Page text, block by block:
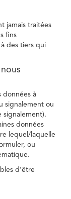
jamais traitées
fins
des tiers qui
données à
signalement ou
signalement).
données
lequel/laquelle
ou
d’être